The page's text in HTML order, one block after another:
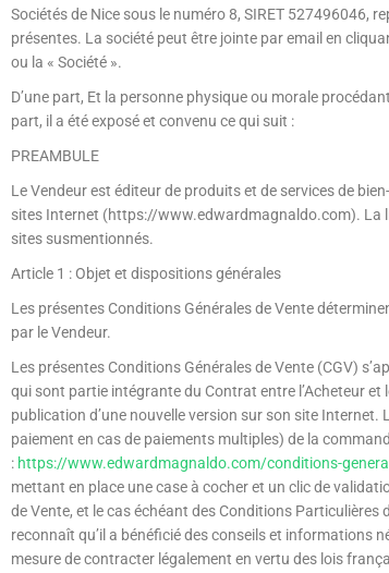
Sociétés de Nice sous le numéro 8, SIRET 527496046,
présentes. La société peut être jointe par email en
ou la « Société ».
D’une part, Et la personne physique ou morale
part, il a été exposé et convenu ce qui suit :
PREAMBULE
Le Vendeur est éditeur de produits et de services de
sites Internet (https://www.edwardmagnaldo.com). La
sites susmentionnés.
Article 1 : Objet et dispositions générales
Les présentes Conditions Générales de Vente
par le Vendeur.
Les présentes Conditions Générales de Vente (CGV)
qui sont partie intégrante du Contrat entre l’Acheteur
publication d’une nouvelle version sur son site
paiement en cas de paiements multiples) de la
: https://www.edwardmagnaldo.com/conditions-
mettant en place une case à cocher et un clic de
de Vente, et le cas échéant des Conditions
reconnaît qu’il a bénéficié des conseils et informations
mesure de contracter légalement en vertu des lois